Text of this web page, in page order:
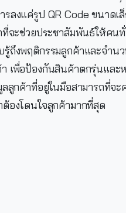
ลงแค่รูป QR Code ขนาด
จะช่วยประชาสัมพันธ์ให้คน
ถึงพฤติกรรมลูกค้าและจำน
เพื่อป้องกันสินค้าตกรุ่นและ
ลลูกค้าที่อยู่ในมือสามารถที่
องโดนใจลูกค้ามากที่สุด